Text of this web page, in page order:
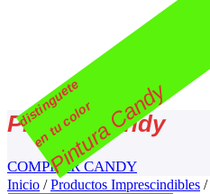
distinguete
en tu color
Pintura Candy
Pintura Candy
COMPRAR CANDY
Inicio / Productos Imprescindibles /